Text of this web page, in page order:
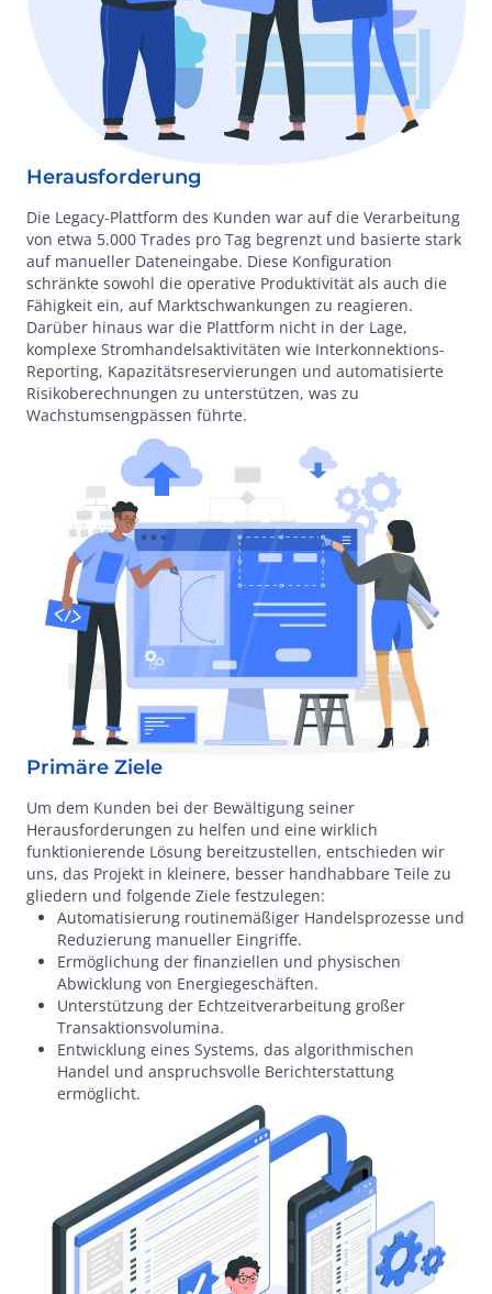
Herausforderung
Die Legacy-Plattform des Kunden war auf die Verarbeitung
von etwa 5.000 Trades pro Tag begrenzt und basierte stark
auf manueller Dateneingabe. Diese Konfiguration
schränkte sowohl die operative Produktivität als auch die
Fähigkeit ein, auf Marktschwankungen zu reagieren.
Darüber hinaus war die Plattform nicht in der Lage,
komplexe Stromhandelsaktivitäten wie Interkonnektions-
Reporting, Kapazitätsreservierungen und automatisierte
Risikoberechnungen zu unterstützen, was zu
Wachstumsengpässen führte.
Primäre Ziele
Um dem Kunden bei der Bewältigung seiner
Herausforderungen zu helfen und eine wirklich
funktionierende Lösung bereitzustellen, entschieden wir
uns, das Projekt in kleinere, besser handhabbare Teile zu
gliedern und folgende Ziele festzulegen:
Automatisierung routinemäßiger Handelsprozesse und
Reduzierung manueller Eingriffe.
Ermöglichung der finanziellen und physischen
Abwicklung von Energiegeschäften.
Unterstützung der Echtzeitverarbeitung großer
Transaktionsvolumina.
Entwicklung eines Systems, das algorithmischen
Handel und anspruchsvolle Berichterstattung
ermöglicht.